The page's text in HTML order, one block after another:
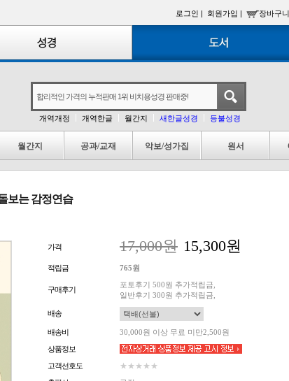
로그인 | 회원가입 | 장바구
개역개정 개역한글 월간지 새한글성경 등불성경
월간지 공과/교재 악보/성가집 원서
보는 감정연습
가격 17,000원 15,300원
적립금 765원
구매후기
포토후기 500원 추가적립금,
일반후기 300원 추가적립금,
배송
배송비
30,000원 이상 무료 미만2,500원
상품정보
고객선호도
★★★★★